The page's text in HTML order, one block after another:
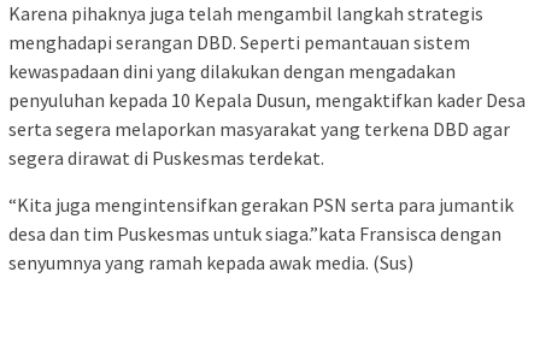
Karena pihaknya juga telah mengambil langkah strategis
menghadapi serangan DBD. Seperti pemantauan sistem
kewaspadaan dini yang dilakukan dengan mengadakan
penyuluhan kepada 10 Kepala Dusun, mengaktifkan kader Desa
serta segera melaporkan masyarakat yang terkena DBD agar
segera dirawat di Puskesmas terdekat.
“Kita juga mengintensifkan gerakan PSN serta para jumantik
desa dan tim Puskesmas untuk siaga.”kata Fransisca dengan
senyumnya yang ramah kepada awak media. (Sus)